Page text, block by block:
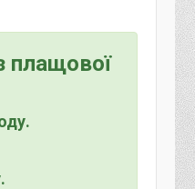
плащової